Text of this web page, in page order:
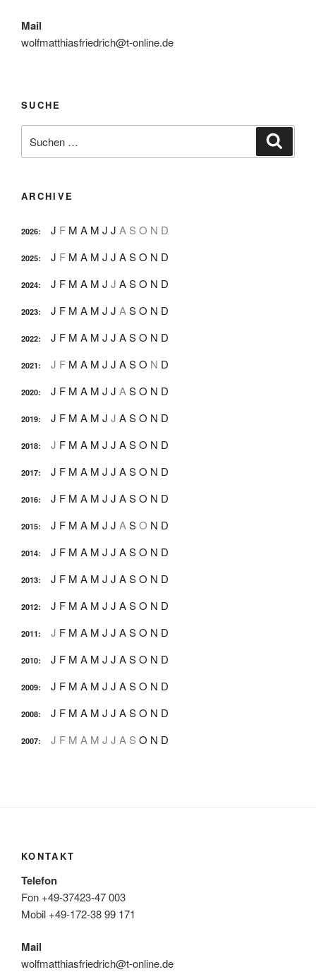
Mail
wolfmatthiasfriedrich@t-online.de
SUCHE
nach:
ARCHIVE
2026: J F M A M J J A S O N D
2025: J F M A M J J ASO N D
2024: J F M A M J J ASO N D
2023: J F M A M J J ASO N D
2022: J F M A M J J ASO N D
2021: J F M A M J J ASO N D
2020: J F M A M J J ASO N D
2019: J F M A M J J ASO N D
2018: J F M A M J J ASO N D
2017: J F M A M J J ASO N D
2016: J F M A M J J ASO N D
2015: J F M A M J J ASO N D
2014: J F M A M J J ASO N D
2013: J F M A M J J ASO N D
2012: J F M A M J J ASO N D
2011: J F M A M J J ASO N D
2010: J F M A M J J ASO N D
2009: J F M A M J J ASO N D
2008: J F M A M J J ASO N D
2007: J F M A M J J A S O N D
KONTAKT
Telefon
Fon +49-37423-47 003
Mobil +49-172-38 99 171
Mail
wolfmatthiasfriedrich@t-online.de